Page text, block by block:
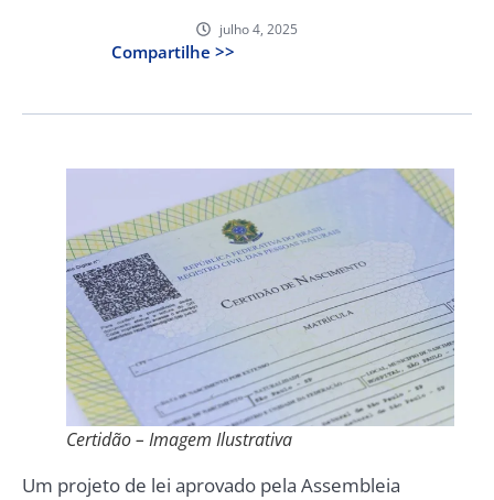
julho 4, 2025
Compartilhe >>
Certidão – Imagem Ilustrativa
Um projeto de lei aprovado pela Assembleia